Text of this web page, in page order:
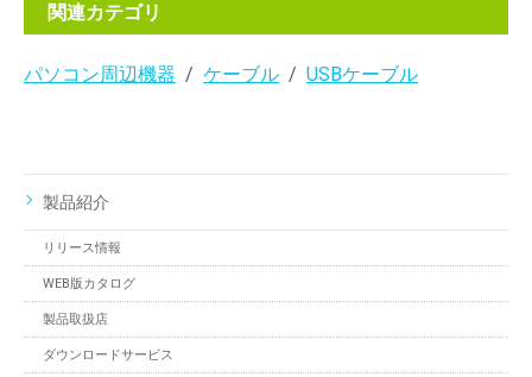
関連カテゴリ
パソコン周辺機器 ケーブル USBケーブル
製品紹介
リリース情報
WEB版カタログ
製品取扱店
ダウンロードサービス